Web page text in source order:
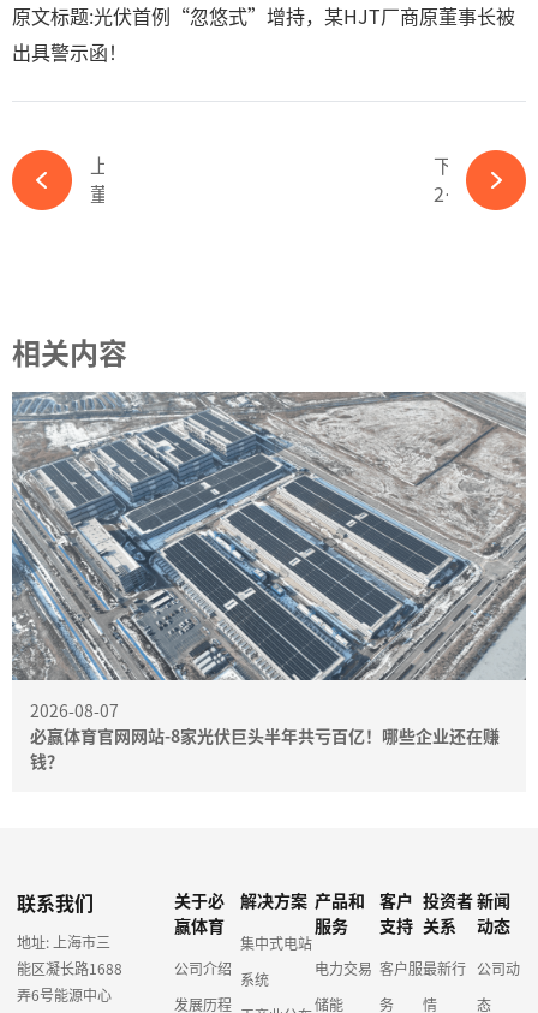
原文标题:光伏首例“忽悠式”增持，某HJT厂商原董事长被
出具警示函！
下一篇
2.6GW光伏大单签署-必赢体育官网网站
相关内容
2026-08-07
必赢体育官网网站-8家光伏巨头半年共亏百亿！哪些企业还在赚
钱？
联系我们
地址: 上海市三
能区凝长路1688
弄6号能源中心
关于必
赢体育
公司介绍
发展历程
解决方案
集中式电站
系统
产品和
服务
电力交易
储能
客户
支持
客户服
务
投资者
关系
最新行
情
新闻
动态
公司动
态